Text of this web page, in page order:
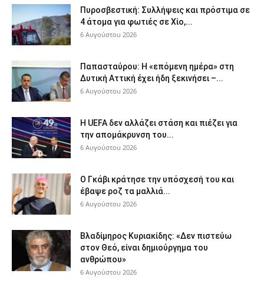
Πυροσβεστική: Συλλήψεις και πρόστιμα σε
4 άτομα για φωτιές σε Χίο,...
6 Αυγούστου 2026
Παπασταύρου: Η «επόμενη ημέρα» στη
Δυτική Αττική έχει ήδη ξεκινήσει –...
6 Αυγούστου 2026
Η UEFA δεν αλλάζει στάση και πιέζει για
την απομάκρυνση του...
6 Αυγούστου 2026
Ο Γκάβι κράτησε την υπόσχεσή του και
έβαψε ροζ τα μαλλιά...
6 Αυγούστου 2026
Βλαδίμηρος Κυριακίδης: «Δεν πιστεύω
στον Θεό, είναι δημιούργημα του
ανθρώπου»
6 Αυγούστου 2026